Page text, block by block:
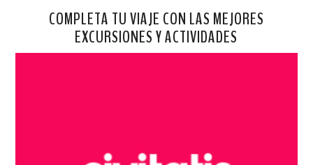
COMPLETA TU VIAJE CON LAS MEJORES
EXCURSIONES Y ACTIVIDADES